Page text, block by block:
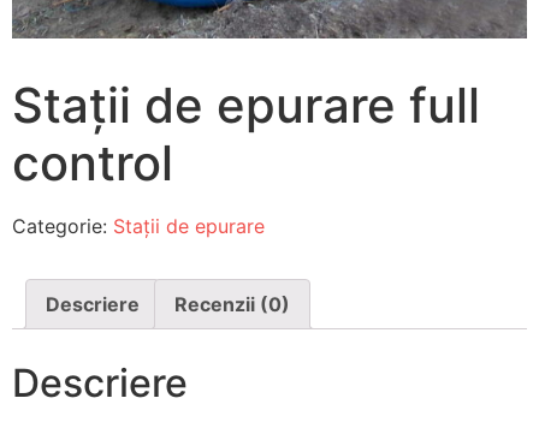
Stații de epurare full
control
Categorie: Stații de epurare
Descriere Recenzii (0)
Descriere